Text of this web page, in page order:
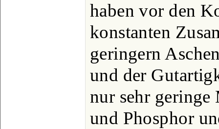
haben vor den
konstanten
geringern
und der
nur sehr
und Phosphor